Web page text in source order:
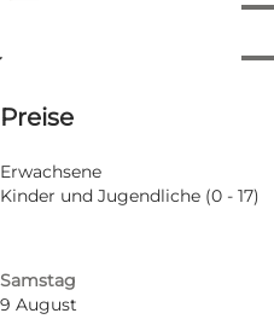
Termine und
Termine und
Nach Monat filtern
6 August
Donnerstag
7 August
Samstag
9 August
Preise
Erwachsene
Kinder und Jugendliche (0 - 17)
Mir selbst, Mein